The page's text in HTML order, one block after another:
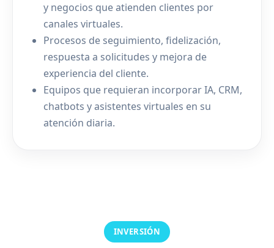
y negocios que atienden clientes por
canales virtuales.
Procesos de seguimiento, fidelización,
respuesta a solicitudes y mejora de
experiencia del cliente.
Equipos que requieran incorporar IA, CRM,
chatbots y asistentes virtuales en su
atención diaria.
INVERSIÓN